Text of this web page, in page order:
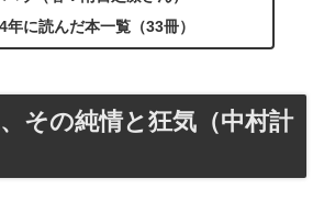
年に読んだ本一覧（33冊）
その純情と狂気（中村計